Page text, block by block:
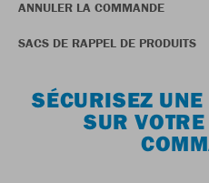
ANNULER LA COMMANDE
SACS DE RAPPEL DE PRODUITS
SÉCURISEZ
SUR